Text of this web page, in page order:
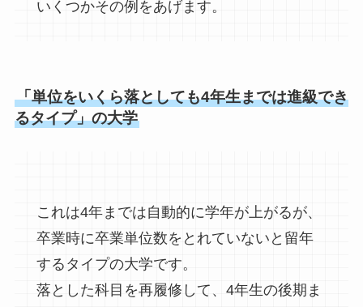
いくつかその例をあげます。
「単位をいくら落としても4年生までは進級でき
るタイプ」の大学
これは4年までは自動的に学年が上がるが、
卒業時に卒業単位数をとれていないと留年
するタイプの大学です。
落とした科目を再履修して、4年生の後期ま